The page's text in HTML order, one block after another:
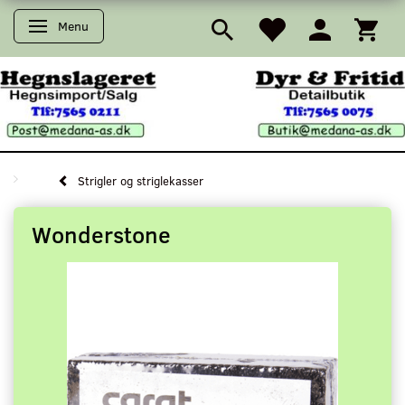
Skifte navigation
Menu
Strigler og striglekasser
Wonderstone